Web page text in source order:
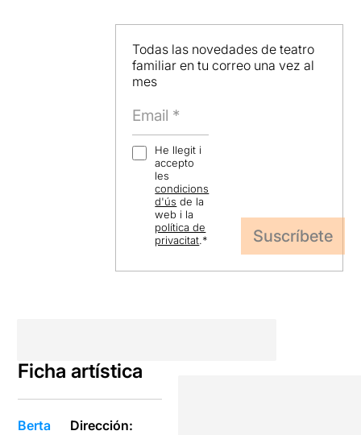
Todas las novedades de teatro
familiar en tu correo una vez al
mes
He llegit i
accepto
les
condicions
d'ús de la
web i la
política de
privacitat.*
Ficha artística
Berta
Dirección: